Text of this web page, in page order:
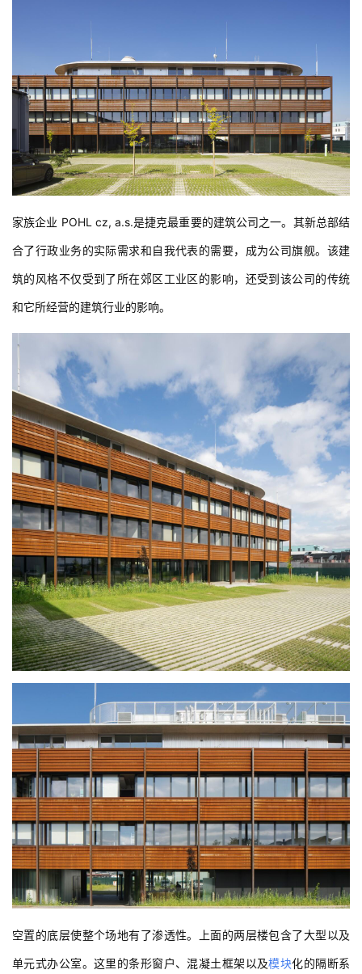
家族企业 POHL cz, a.s.是捷克最重要的建筑公司之一。其新总部结
合了行政业务的实际需求和自我代表的需要，成为公司旗舰。该建
筑的风格不仅受到了所在郊区工业区的影响，还受到该公司的传统
和它所经营的建筑行业的影响。
空置的底层使整个场地有了渗透性。上面的两层楼包含了大型以及
单元式办公室。这里的条形窗户、混凝土框架以及模块化的隔断系